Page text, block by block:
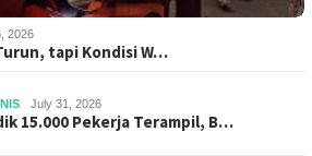
2026
tapi Kondisi W…
July 31, 2026
15.000 Pekerja Terampil, B…